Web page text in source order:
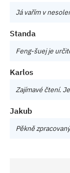
Já vařím v
Standa
Feng-šuej je
Karlos
Zajímavé čtení.
Jakub
Pěkně